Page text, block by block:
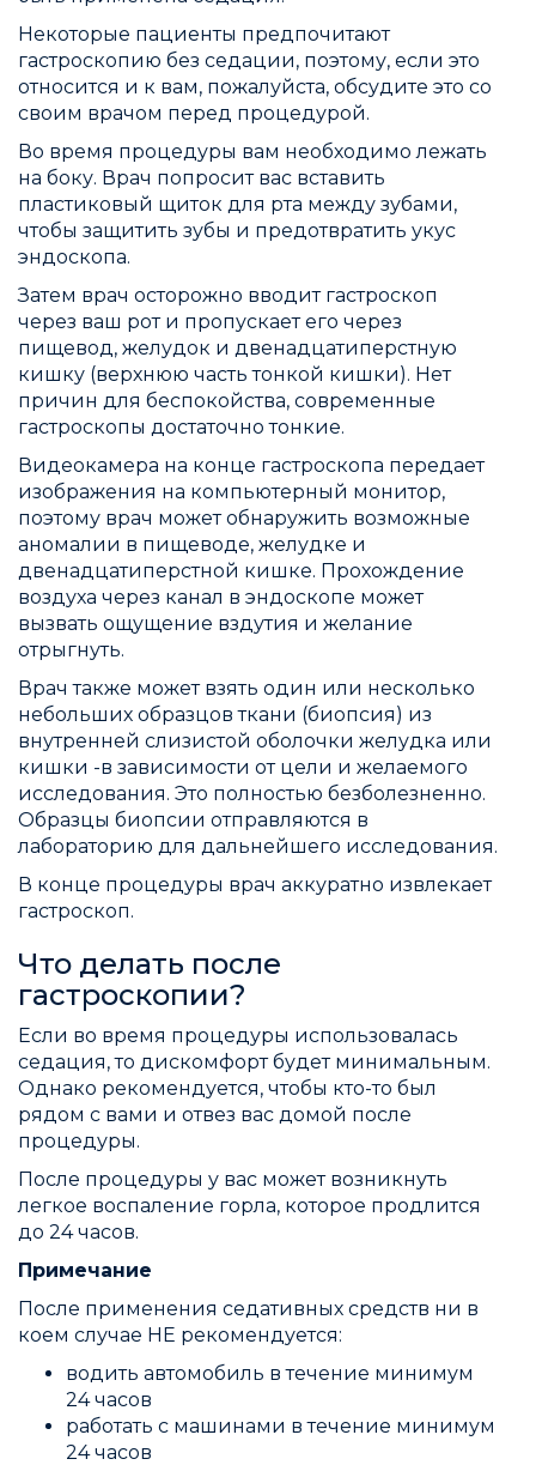
Некоторые пациенты предпочитают
гастроскопию без седации, поэтому, если это
относится и к вам, пожалуйста, обсудите это со
своим врачом перед процедурой.
Во время процедуры вам необходимо лежать
на боку. Врач попросит вас вставить
пластиковый щиток для рта между зубами,
чтобы защитить зубы и предотвратить укус
эндоскопа.
Затем врач осторожно вводит гастроскоп
через ваш рот и пропускает его через
пищевод, желудок и двенадцатиперстную
кишку (верхнюю часть тонкой кишки). Нет
причин для беспокойства, современные
гастроскопы достаточно тонкие.
Видеокамера на конце гастроскопа передает
изображения на компьютерный монитор,
поэтому врач может обнаружить возможные
аномалии в пищеводе, желудке и
двенадцатиперстной кишке. Прохождение
воздуха через канал в эндоскопе может
вызвать ощущение вздутия и желание
отрыгнуть.
Врач также может взять один или несколько
небольших образцов ткани (биопсия) из
внутренней слизистой оболочки желудка или
кишки -в зависимости от цели и желаемого
исследования. Это полностью безболезненно.
Образцы биопсии отправляются в
лабораторию для дальнейшего исследования.
В конце процедуры врач аккуратно извлекает
гастроскоп.
Что делать после
гастроскопии?
Если во время процедуры использовалась
седация, то дискомфорт будет минимальным.
Однако рекомендуется, чтобы кто-то был
рядом с вами и отвез вас домой после
процедуры.
После процедуры у вас может возникнуть
легкое воспаление горла, которое продлится
до 24 часов.
Примечание
После применения седативных средств ни в
коем случае НЕ рекомендуется:
водить автомобиль в течение минимум
24 часов
работать с машинами в течение минимум
24 часов